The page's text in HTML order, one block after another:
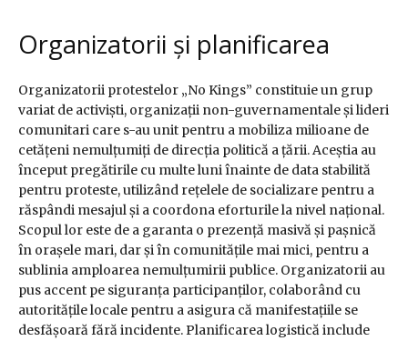
Organizatorii și planificarea
Organizatorii protestelor „No Kings” constituie un grup
variat de activiști, organizații non-guvernamentale și lideri
comunitari care s-au unit pentru a mobiliza milioane de
cetățeni nemulțumiți de direcția politică a țării. Aceștia au
început pregătirile cu multe luni înainte de data stabilită
pentru proteste, utilizând rețelele de socializare pentru a
răspândi mesajul și a coordona eforturile la nivel național.
Scopul lor este de a garanta o prezență masivă și pașnică
în orașele mari, dar și în comunitățile mai mici, pentru a
sublinia amploarea nemulțumirii publice. Organizatorii au
pus accent pe siguranța participanților, colaborând cu
autoritățile locale pentru a asigura că manifestațiile se
desfășoară fără incidente. Planificarea logistică include